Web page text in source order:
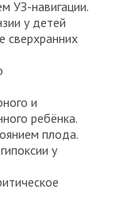
УЗ-навигации.
у детей
сверхранних
и
ребёнка.
плода.
у